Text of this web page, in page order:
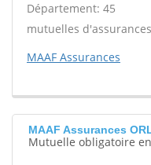
Département: 45
mutuelles d'assurances
MAAF Assurances
MAAF Assurances
Mutuelle obligatoire